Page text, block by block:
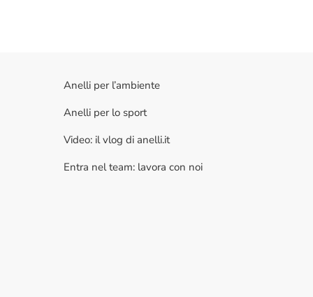
Anelli per l’ambiente
Anelli per lo sport
Video: il vlog di anelli.it
Entra nel team: lavora con noi